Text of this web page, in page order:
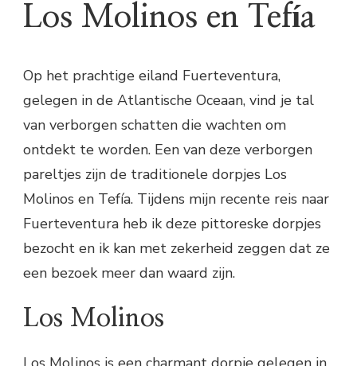
Los Molinos en Tefía
Op het prachtige eiland Fuerteventura,
gelegen in de Atlantische Oceaan, vind je tal
van verborgen schatten die wachten om
ontdekt te worden. Een van deze verborgen
pareltjes zijn de traditionele dorpjes Los
Molinos en Tefía. Tijdens mijn recente reis naar
Fuerteventura heb ik deze pittoreske dorpjes
bezocht en ik kan met zekerheid zeggen dat ze
een bezoek meer dan waard zijn.
Los Molinos